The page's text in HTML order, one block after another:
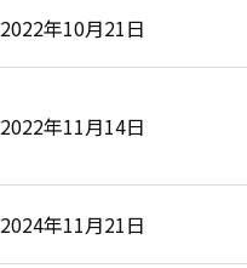
2022年10月21日
2022年11月14日
2024年11月21日